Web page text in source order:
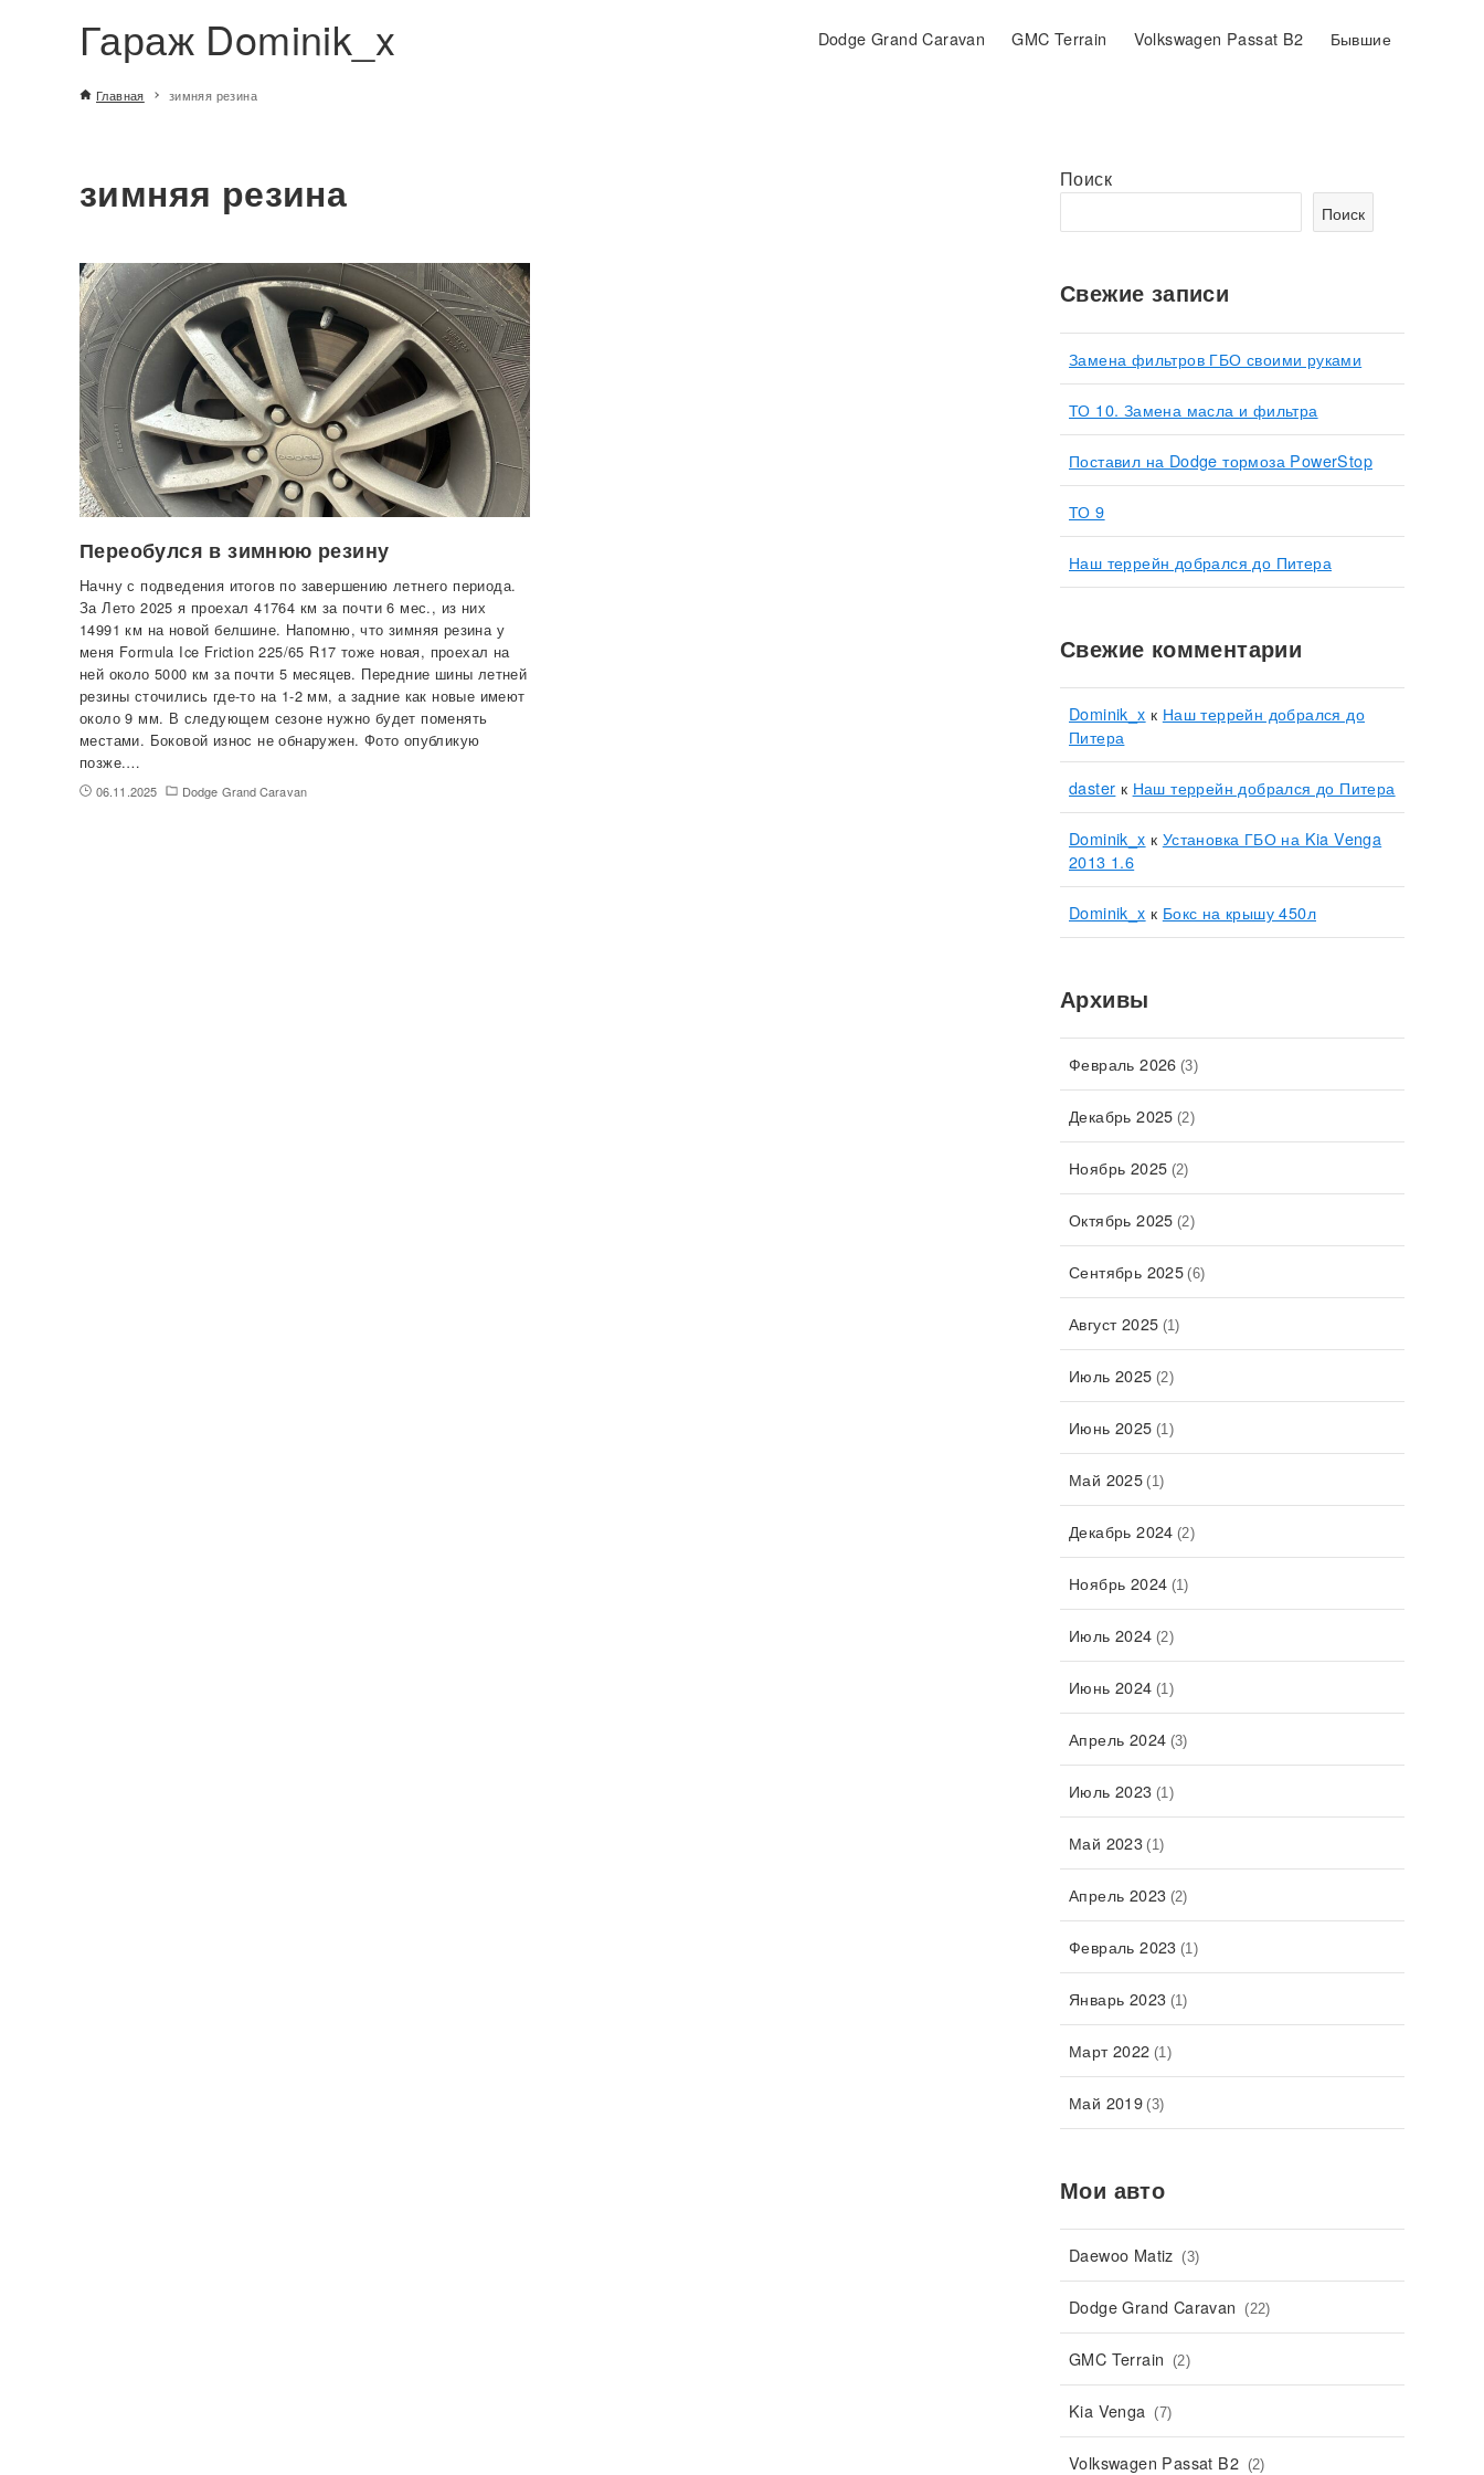
Гараж Dominik_x Dodge Grand Caravan GMC Terrain Volkswagen Passat B2 Бывшие
Главная зимняя резина
зимняя резина
Переобулся в зимнюю резину
Начну с подведения итогов по завершению летнего периода.
За Лето 2025 я проехал 41764 км за почти 6 мес., из них
14991 км на новой белшине. Напомню, что зимняя резина у
меня Formula Ice Friction 225/65 R17 тоже новая, проехал на
ней около 5000 км за почти 5 месяцев. Передние шины летней
резины сточились где-то на 1-2 мм, а задние как новые имеют
около 9 мм. В следующем сезоне нужно будет поменять
местами. Боковой износ не обнаружен. Фото опубликую
позже.…
06.11.2025 Dodge Grand Caravan
Поиск
Поиск
Свежие записи
Замена фильтров ГБО своими руками
ТО 10. Замена масла и фильтра
Поставил на Dodge тормоза PowerStop
ТО 9
Наш террейн добрался до Питера
Свежие комментарии
Dominik_x к Наш террейн добрался до
Питера
daster к Наш террейн добрался до Питера
Dominik_x к Установка ГБО на Kia Venga
2013 1.6
Dominik_x к Бокс на крышу 450л
Архивы
Февраль 2026 (3)
Декабрь 2025 (2)
Ноябрь 2025 (2)
Октябрь 2025 (2)
Сентябрь 2025 (6)
Август 2025 (1)
Июль 2025 (2)
Июнь 2025 (1)
Май 2025 (1)
Декабрь 2024 (2)
Ноябрь 2024 (1)
Июль 2024 (2)
Июнь 2024 (1)
Апрель 2024 (3)
Июль 2023 (1)
Май 2023 (1)
Апрель 2023 (2)
Февраль 2023 (1)
Январь 2023 (1)
Март 2022 (1)
Май 2019 (3)
Мои авто
Daewoo Matiz (3)
Dodge Grand Caravan (22)
GMC Terrain (2)
Kia Venga (7)
Volkswagen Passat B2 (2)